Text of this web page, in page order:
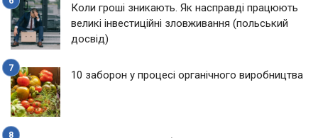
Коли гроші зникають. Як насправді працюють
великі інвестиційні зловживання (польський
досвід)
10 заборон у процесі органічного виробництва